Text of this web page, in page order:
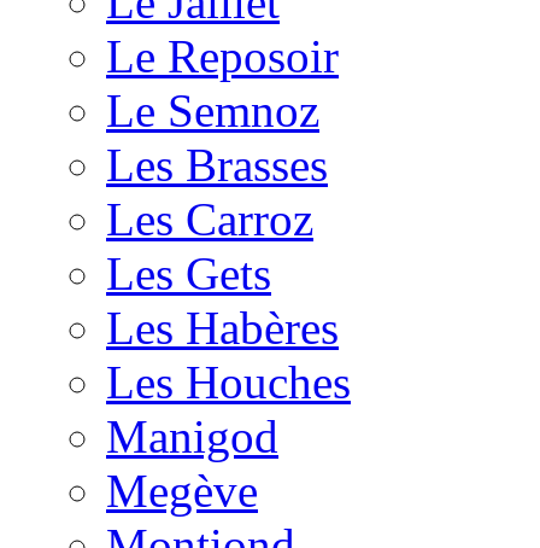
Le Reposoir
Le Semnoz
Les Brasses
Les Carroz
Les Gets
Les Habères
Les Houches
Manigod
Megève